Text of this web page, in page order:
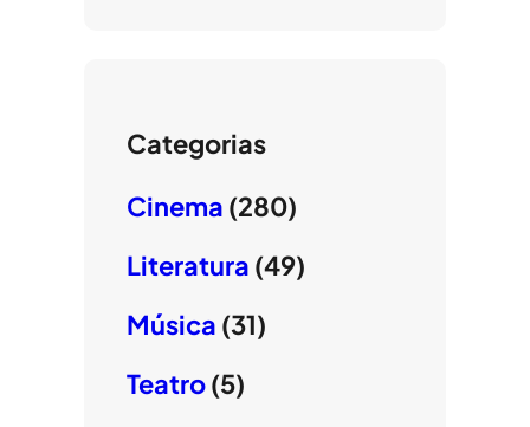
Categorias
Cinema (280)
Literatura (49)
Música (31)
Teatro(5)